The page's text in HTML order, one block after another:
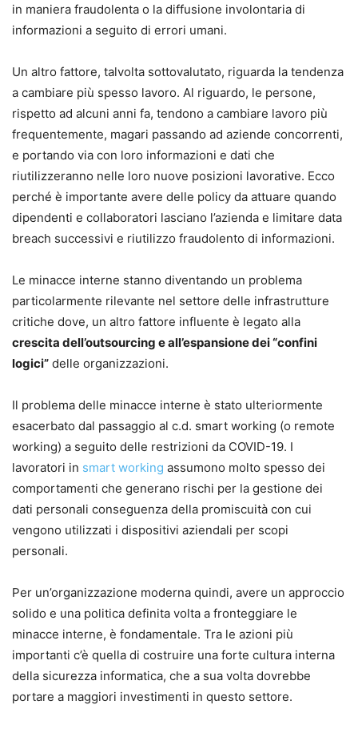
in maniera fraudolenta o la diffusione involontaria di
informazioni a seguito di errori umani.
Un altro fattore, talvolta sottovalutato, riguarda la tendenza
a cambiare più spesso lavoro. Al riguardo, le persone,
rispetto ad alcuni anni fa, tendono a cambiare lavoro più
frequentemente, magari passando ad aziende concorrenti,
e portando via con loro informazioni e dati che
riutilizzeranno nelle loro nuove posizioni lavorative. Ecco
perché è importante avere delle policy da attuare quando
dipendenti e collaboratori lasciano l’azienda e limitare data
breach successivi e riutilizzo fraudolento di informazioni.
Le minacce interne stanno diventando un problema
particolarmente rilevante nel settore delle infrastrutture
critiche dove, un altro fattore influente è legato alla
crescita dell’outsourcing e all’espansione dei “confini
logici” delle organizzazioni.
Il problema delle minacce interne è stato ulteriormente
esacerbato dal passaggio al c.d. smart working (o remote
working) a seguito delle restrizioni da COVID-19. I
lavoratori in smart working assumono molto spesso dei
comportamenti che generano rischi per la gestione dei
dati personali conseguenza della promiscuità con cui
vengono utilizzati i dispositivi aziendali per scopi
personali.
Per un’organizzazione moderna quindi, avere un approccio
solido e una politica definita volta a fronteggiare le
minacce interne, è fondamentale. Tra le azioni più
importanti c’è quella di costruire una forte cultura interna
della sicurezza informatica, che a sua volta dovrebbe
portare a maggiori investimenti in questo settore.